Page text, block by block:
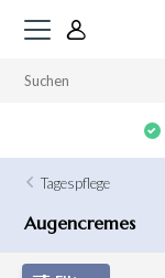
Tagespflege
Augencremes